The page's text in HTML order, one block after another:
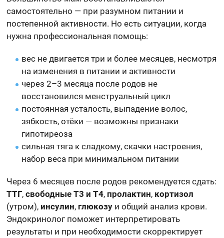
самостоятельно — при разумном питании и
постепенной активности. Но есть ситуации, когда
нужна профессиональная помощь:
вес не двигается три и более месяцев, несмотря
на изменения в питании и активности
через 2–3 месяца после родов не
восстановился менструальный цикл
постоянная усталость, выпадение волос,
зябкость, отёки — возможны признаки
гипотиреоза
сильная тяга к сладкому, скачки настроения,
набор веса при минимальном питании
Через 6 месяцев после родов рекомендуется сдать:
ТТГ,свободные Т3 и Т4, пролактин, кортизол
(утром), инсулин, глюкозу и общий анализ крови.
Эндокринолог поможет интерпретировать
результаты и при необходимости скорректирует